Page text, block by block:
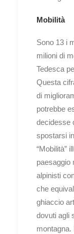
Mobilità
Sono 13 i
milioni di
Tedesca
Questa
di
potrebbe
decidesse
spostarsi
“Mobilità”
paesaggio
alpinisti
che
ghiaccio
dovuti agli
montagna.